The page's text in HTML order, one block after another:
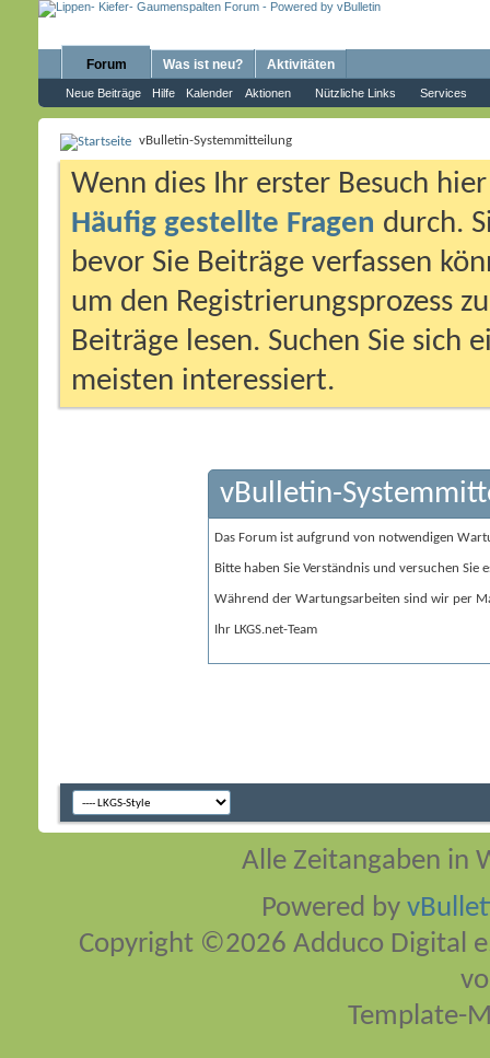
Forum
Neue Beiträge Hilfe Kalender Aktionen Nützliche Links Services
Was ist neu? Aktivitäten
vBulletin-Systemmitteilung
Wenn dies Ihr erster Besuch
Häufig gestellte Fragen durch.
bevor Sie Beiträge verfassen
um den Registrierungsprozess
Beiträge lesen. Suchen Sie sich
meisten interessiert.
vBulletin-
Das Forum ist aufgrund von notwendigen
Bitte haben Sie Verständnis und versuchen Sie
Während der Wartungsarbeiten sind wir per
Ihr LKGS.net-Team
Alle Zeitangaben in
Powered by
Copyright ©2026 Adduco Digital
Template-